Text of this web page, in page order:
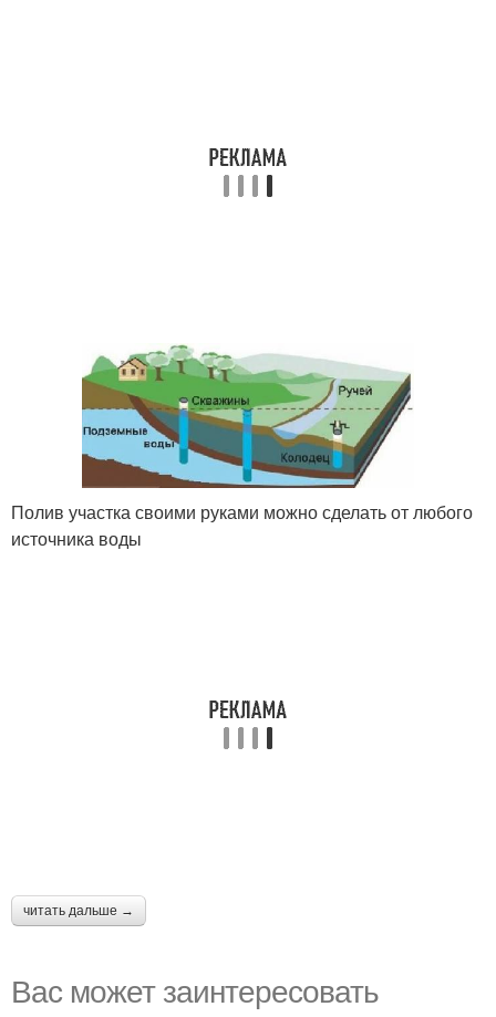
Полив участка своими руками можно сделать от любого
источника воды
читать дальше →
Вас может заинтересовать